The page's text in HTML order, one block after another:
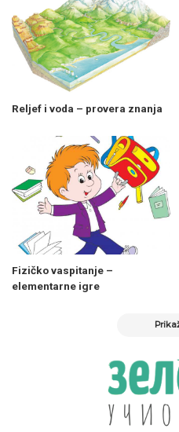
Reljef i voda – provera znanja
Fizičko vaspitanje –
elementarne igre